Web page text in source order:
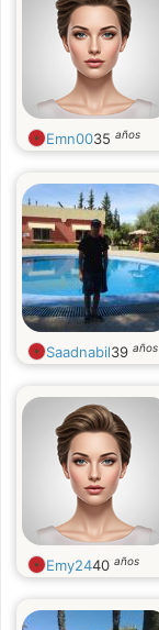
Emn0035 años
Saadnabil39 años
Emy2440 años